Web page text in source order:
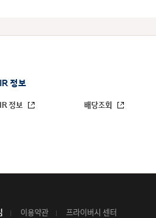
IR 정보
IR 정보 배당조회
이용약관 프라이버시 센터